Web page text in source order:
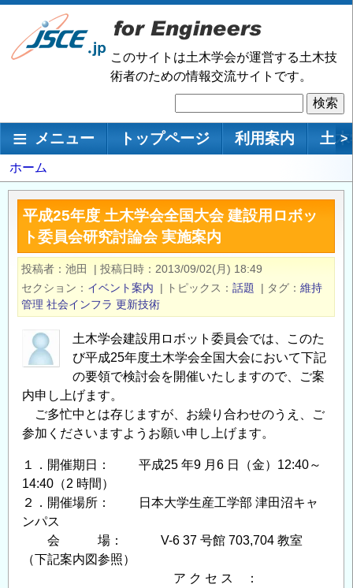
メ
ン
移
このサイトは土木学会が運営する土木技
術者のための情報交流サイトです。
索
メインナビゲーション
メニュー トップページ 利用案内 土 >
パ
ン
く
ホーム
平成25年度 土木学会全国大会 建設用ロボッ
ト委員会研究討論会 実施案内
投稿者 池田 | 投稿日時
2013/09/02(月) 18:49
セクション
イベント案内 | トピックス 話題 | タグ
維持
管理 社会インフラ 更新技術
土木学会建設用ロボット委員会では、このた
び平成25年度土木学会全国大会において下記
の要領で検討会を開催いたしますので、ご案
内申し上げます。
ご多忙中とは存じますが、お繰り合わせのうえ、ご
参加くださいますようお願い申し上げます。
１．開催期日： 平成25 年9 月6 日（金）12:40～
14:40（2 時間）
２．開催場所： 日本大学生産工学部 津田沼キャ
ンパス
会 場： V-6 37 号館 703,704 教室
（下記案内図参照）
ア ク セ ス ：